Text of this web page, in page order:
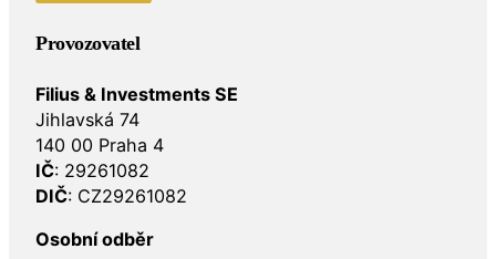
Provozovatel
Filius & Investments SE
Jihlavská 74
140 00 Praha 4
IČ: 29261082
DIČ: CZ29261082
Osobní odběr